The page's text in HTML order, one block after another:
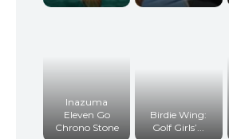
Inazuma
Eleven Go
Chrono Stone
Birdie Wing:
Golf Girls’...